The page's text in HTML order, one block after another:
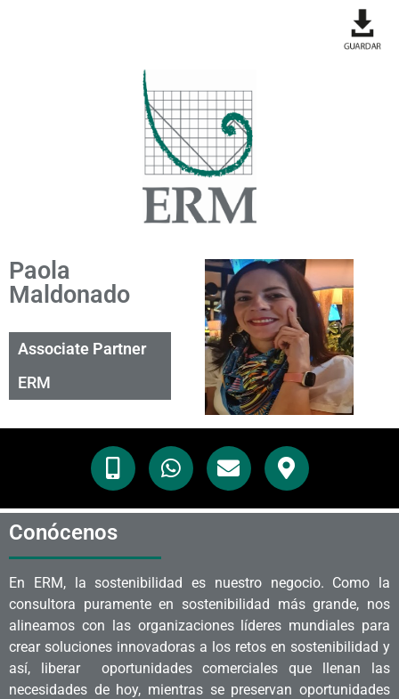
Paola
Maldonado
Associate Partner
ERM
Conócenos
En ERM, la sostenibilidad es nuestro negocio. Como la
consultora puramente en sostenibilidad más grande, nos
alineamos con las organizaciones líderes mundiales para
crear soluciones innovadoras a los retos en sostenibilidad y
así, liberar oportunidades comerciales que llenan las
necesidades de hoy, mientras se preservan oportunidades